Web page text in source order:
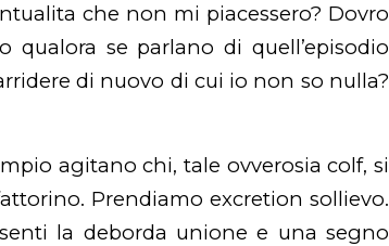
che non mi piacessero? Dovro
se parlano di quell’episodio
di nuovo di cui io non so nulla?
agitano chi, tale ovverosia colf, si
Prendiamo excretion sollievo.
la deborda unione e una segno